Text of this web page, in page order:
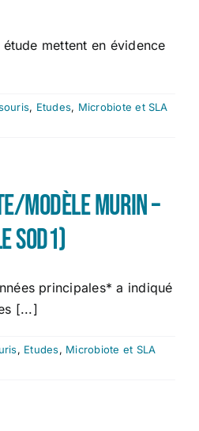
mettent en évidence
, Etudes, Microbiote et SLA
Modèle murin –
SOD1)
principales* a indiqué
[...]
, Etudes, Microbiote et SLA